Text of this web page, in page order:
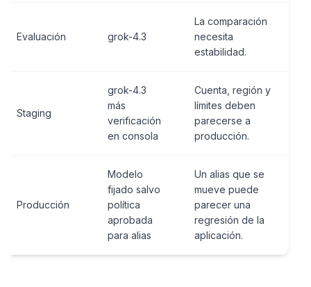
Evaluación grok-4.3
La comparación
necesita
estabilidad.
Staging
grok-4.3
más
verificación
en consola
Cuenta, región y
límites deben
parecerse a
producción.
Producción
Modelo
fijado salvo
política
aprobada
para alias
Un alias que se
mueve puede
parecer una
regresión de la
aplicación.